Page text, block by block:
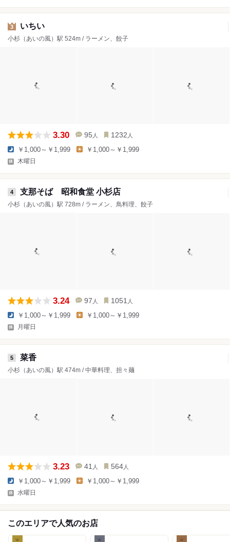
3 いちい
小杉（あいの風）駅 524m / ラーメン、餃子
3.30 95 人 1232 人
￥1,000～￥1,999 ￥1,000～￥1,999
木曜日
4 支那そば 昭和食堂 小杉店
小杉（あいの風）駅 728m / ラーメン、鳥料理、餃子
3.24 97 人 1051 人
￥1,000～￥1,999 ￥1,000～￥1,999
月曜日
5 菜香
小杉（あいの風）駅 474m / 中華料理、担々麺
3.23 41 人 564 人
￥1,000～￥1,999 ￥1,000～￥1,999
水曜日
このエリアで人気のお店